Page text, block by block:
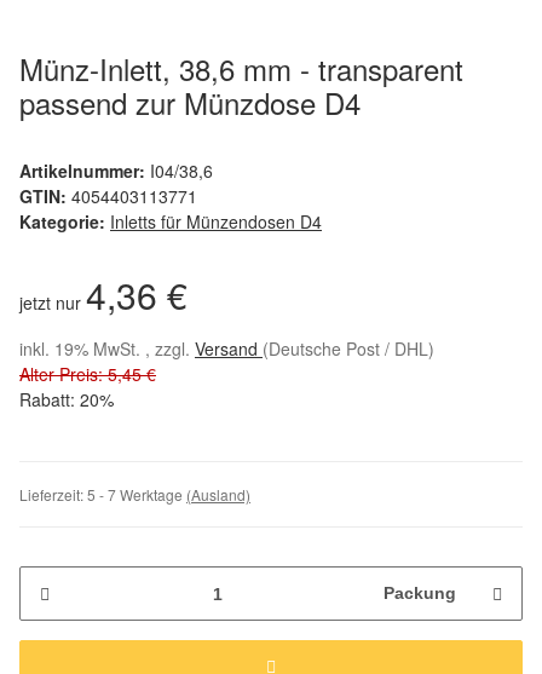
Münz-Inlett, 38,6 mm - transparent
passend zur Münzdose D4
Artikelnummer: I04/38,6
GTIN: 4054403113771
Kategorie: Inletts für Münzendosen D4
jetzt nur 4,36 €
inkl. 19% MwSt. , zzgl. Versand (Deutsche Post / DHL)
Alter Preis: 5,45 €
Rabatt: 20%
Lieferzeit:5 - 7 Werktage (Ausland)
Packung